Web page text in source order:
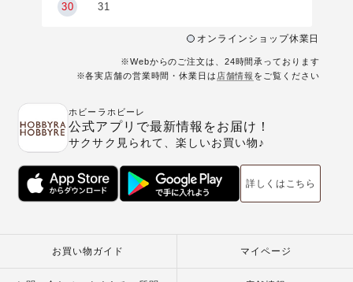
30 31
オンラインショップ休業日
※Webからのご注文は、24時間承っております
※各実店舗の営業時間・休業日は 店舗情報 をご覧ください
ホビーラホビーレ
公式アプリで最新情報をお届け！
サクサク見られて、楽しいお買い物♪
詳しくはこちら
お買い物ガイド マイページ